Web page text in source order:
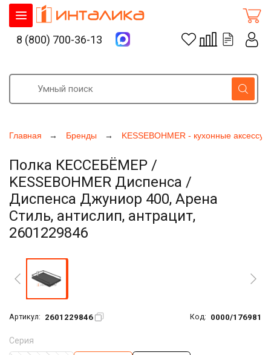
Главная Бренды KESSEBOHMER - кухонные
Полка КЕССЕБЁМЕР /
KESSEBOHMER Диспенса /
Диспенса Джуниор 400, Арена
Стиль, антислип, антрацит,
2601229846
Артикул: 2601229846 Код: 0000/176981
Серия
8 (800) 700-36-13